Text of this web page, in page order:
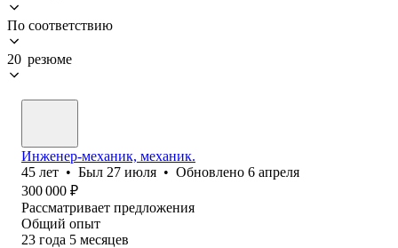
По соответствию
20 резюме
Инженер-механик, механик.
45 лет • Был 27 июля • Обновлено 6 апреля
300 000 ₽
Рассматривает предложения
Общий опыт
23 года 5 месяцев